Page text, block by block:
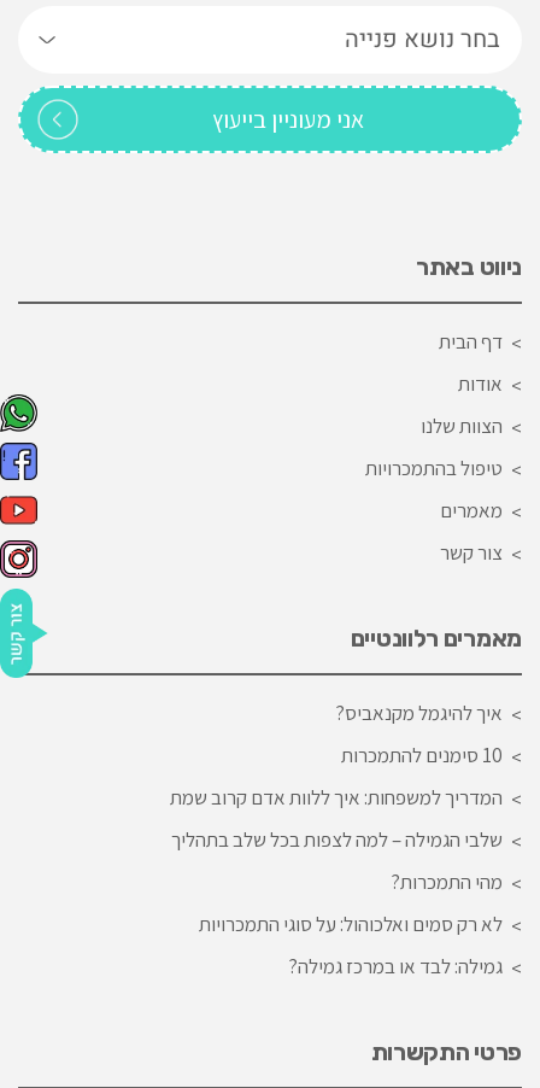
ניווט באתר
דף הבית
אודות
הצוות שלנו
טיפול בהתמכרויות
מאמרים
צור קשר
מאמרים רלוונטיים
איך להיגמל מקנאביס?
10 סימנים להתמכרות
המדריך למשפחות: איך ללוות אדם קרוב שמת
שלבי הגמילה – למה לצפות בכל שלב בתהליך
מהי התמכרות?
לא רק סמים ואלכוהול: על סוגי התמכרויות
גמילה: לבד או במרכז גמילה?
פרטי התקשרות